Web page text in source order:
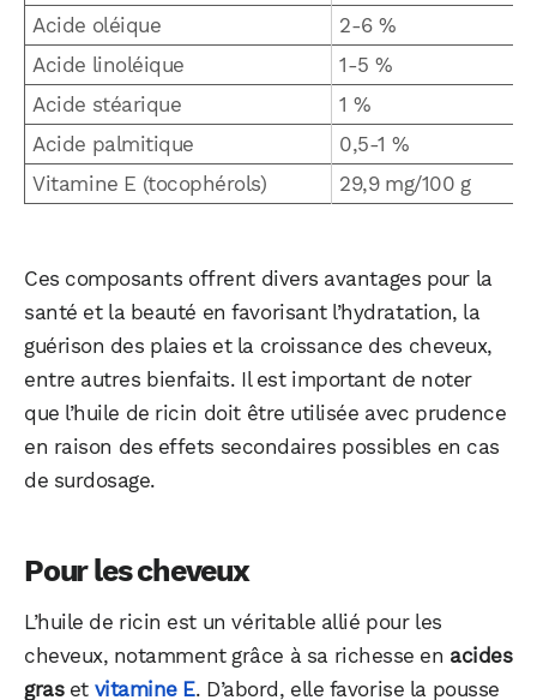
Acide oléique
2-6 %
Acide linoléique
1-5 %
Acide stéarique
1 %
Acide palmitique
0,5-1 %
Vitamine E (tocophérols)
29,9 mg/100 g
Ces composants offrent divers avantages pour la
santé et la beauté en favorisant l’hydratation, la
guérison des plaies et la croissance des cheveux,
entre autres bienfaits. Il est important de noter
que l’huile de ricin doit être utilisée avec prudence
en raison des effets secondaires possibles en cas
de surdosage.
Pour les cheveux
L’huile de ricin est un véritable allié pour les
cheveux, notamment grâce à sa richesse en acides
graset vitamine E. D’abord, elle favorise la pousse